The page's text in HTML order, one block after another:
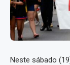
Neste sábado